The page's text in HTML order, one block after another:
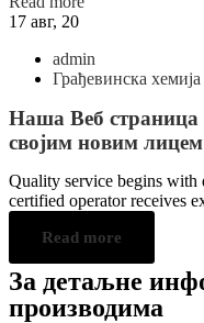
17 авг, 20
admin
Грађевинска хемија
Наша Веб страница
својим новим лицем
Quality service begins
certified operator receives
Read more
За детаљне
производима